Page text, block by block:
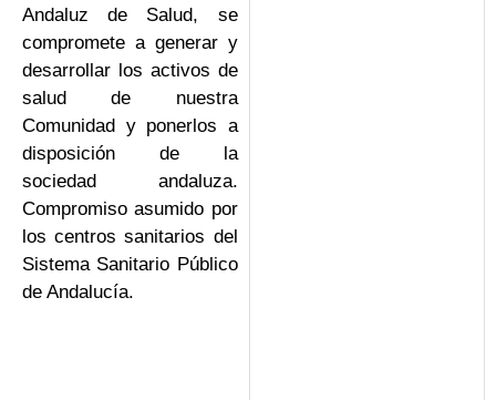
Andaluz de Salud, se
compromete a generar y
desarrollar los activos de
salud de nuestra
Comunidad y ponerlos a
disposición de la
sociedad andaluza.
Compromiso asumido por
los centros sanitarios del
Sistema Sanitario Público
de Andalucía.